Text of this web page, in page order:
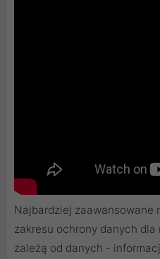
Najbardziej zaawansowane
zakresu ochrony danych dla
zależą od danych -